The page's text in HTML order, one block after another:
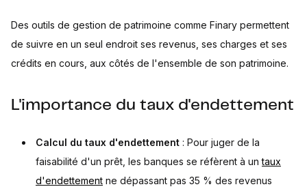
Des outils de gestion de patrimoine comme Finary permettent
de suivre en un seul endroit ses revenus, ses charges et ses
crédits en cours, aux côtés de l'ensemble de son patrimoine.
L'importance du taux d'endettement
Calcul du taux d'endettement : Pour juger de la
faisabilité d'un prêt, les banques se réfèrent à untaux
d'endettement ne dépassant pas 35 % des revenus